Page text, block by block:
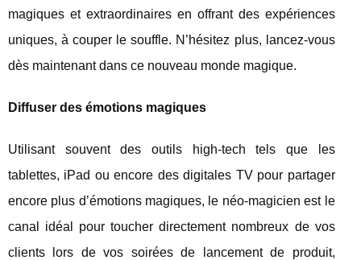
magiques et extraordinaires en offrant des expériences
uniques, à couper le souffle. N’hésitez plus, lancez-vous
dès maintenant dans ce nouveau monde magique.
Diffuser des émotions magiques
Utilisant souvent des outils high-tech tels que les
tablettes, iPad ou encore des digitales TV pour partager
encore plus d’émotions magiques, le néo-magicien est le
canal idéal pour toucher directement nombreux de vos
clients lors de vos soirées de lancement de produit,